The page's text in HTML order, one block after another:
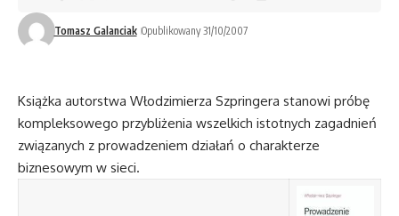
Tomasz Galanciak Opublikowany 31/10/2007
Książka autorstwa Włodzimierza Szpringera stanowi próbę
kompleksowego przybliżenia wszelkich istotnych zagadnień
związanych z prowadzeniem działań o charakterze
biznesowym w sieci.